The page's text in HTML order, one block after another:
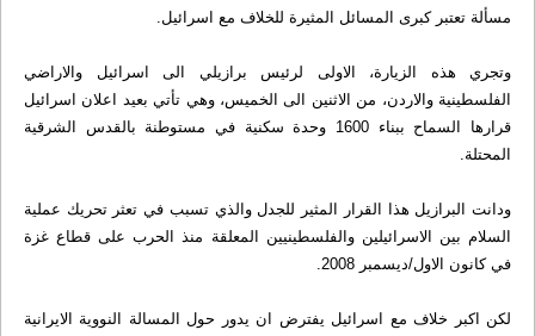
مسألة تعتبر كبرى المسائل المثيرة للخلاف مع اسرائيل.
وتجري هذه الزيارة، الاولى لرئيس برازيلي الى اسرائيل والاراضي
الفلسطينية والاردن، من الاثنين الى الخميس، وهي تأتي بعيد اعلان اسرائيل
قرارها السماح ببناء 1600 وحدة سكنية في مستوطنة بالقدس الشرقية
المحتلة.
ودانت البرازيل هذا القرار المثير للجدل والذي تسبب في تعثر تحريك عملية
السلام بين الاسرائيلين والفلسطينيين المعلقة منذ الحرب على قطاع غزة
في كانون الاول/ديسمبر 2008.
لكن اكبر خلاف مع اسرائيل يفترض ان يدور حول المسالة النووية الايرانية